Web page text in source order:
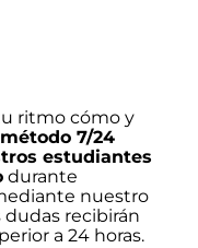
ritmo cómo y
7/24
estudiantes
durante
nuestro
recibirán
a 24 horas.